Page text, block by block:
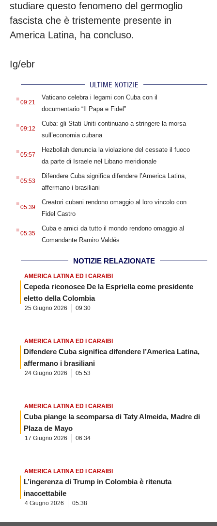
studiare questo fenomeno del germoglio
fascista che è tristemente presente in
America Latina, ha concluso.
Ig/ebr
ULTIME NOTIZIE
.09:21
Vaticano celebra i legami con Cuba con il
documentario “Il Papa e Fidel”
.09:12
Cuba: gli Stati Uniti continuano a stringere la morsa
sull’economia cubana
.05:57
Hezbollah denuncia la violazione del cessate il fuoco
da parte di Israele nel Libano meridionale
.05:53
Difendere Cuba significa difendere l’America Latina,
affermano i brasiliani
.05:39
Creatori cubani rendono omaggio al loro vincolo con
Fidel Castro
.05:35
Cuba e amici da tutto il mondo rendono omaggio al
Comandante Ramiro Valdés
NOTIZIE RELAZIONATE
AMERICA LATINA ED I CARAIBI
Cepeda riconosce De la Espriella come presidente
eletto della Colombia
25 Giugno 2026 09:30
AMERICA LATINA ED I CARAIBI
Difendere Cuba significa difendere l’America Latina,
affermano i brasiliani
24 Giugno 2026 05:53
AMERICA LATINA ED I CARAIBI
Cuba piange la scomparsa di Taty Almeida, Madre di
Plaza de Mayo
17 Giugno 2026 06:34
AMERICA LATINA ED I CARAIBI
L’ingerenza di Trump in Colombia è ritenuta
inaccettabile
4 Giugno 2026 05:38